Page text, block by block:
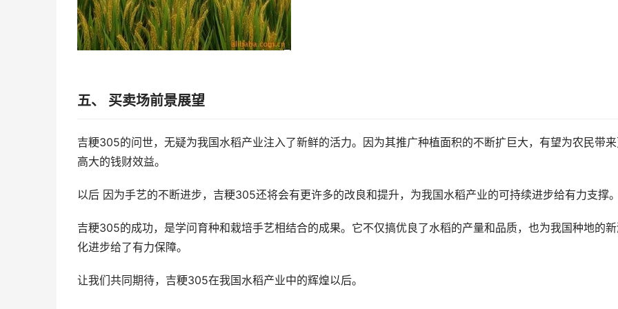
五、 买卖场前景展望
吉粳305的问世，无疑为我国水稻产业注入了新鲜的活力。因为其推广种植面积的不断扩巨大，有望为农民带
高大的钱财效益。
以后 因为手艺的不断进步，吉粳305还将会有更许多的改良和提升，为我国水稻产业的可持续进步给有力支撑。
吉粳305的成功，是学问育种和栽培手艺相结合的成果。它不仅搞优良了水稻的产量和品质，也为我国种地的新
化进步给了有力保障。
让我们共同期待，吉粳305在我国水稻产业中的辉煌以后。